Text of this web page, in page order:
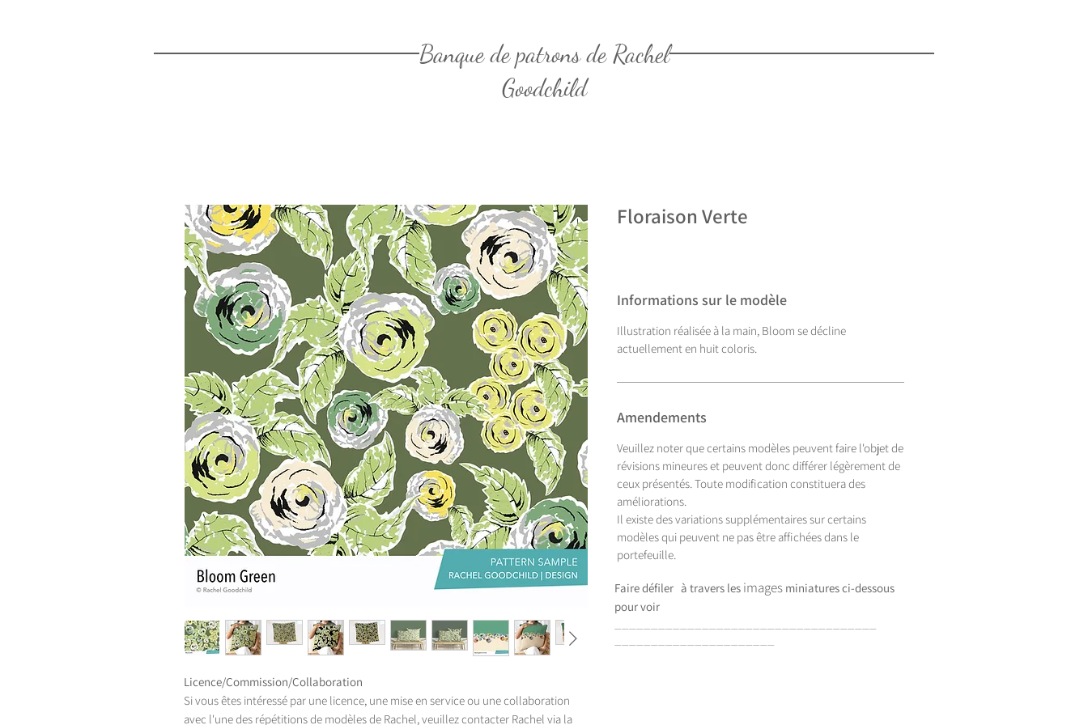
Banque de patrons de Rachel
Goodchild
Licence/Commission/Collaboration
Si vous êtes intéressé par une licence, une mise en service ou une collaboration
avec l'une des répétitions de modèles de Rachel, veuillez contacter Rachel via la
Floraison Verte
Informations sur le modèle
Illustration réalisée à la main, Bloom se décline
actuellement en huit coloris.
Amendements
Veuillez noter que certains modèles peuvent faire l'objet de
révisions mineures et peuvent donc différer légèrement de
ceux présentés. Toute modification constituera des
améliorations.
Il existe des variations supplémentaires sur certains
modèles qui peuvent ne pas être affichées dans le
portefeuille.
Faire défiler à travers les images miniaturesci-dessous
pour voir